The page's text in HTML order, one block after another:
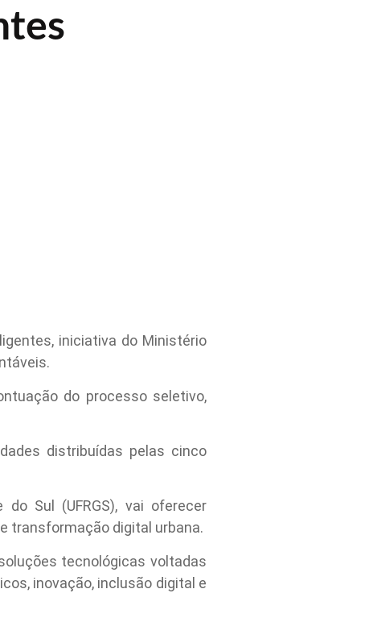
iniciativa do Ministério
do processo seletivo,
distribuídas pelas cinco
Sul (UFRGS), vai oferecer
transformação digital urbana.
tecnológicas voltadas
inovação, inclusão digital e